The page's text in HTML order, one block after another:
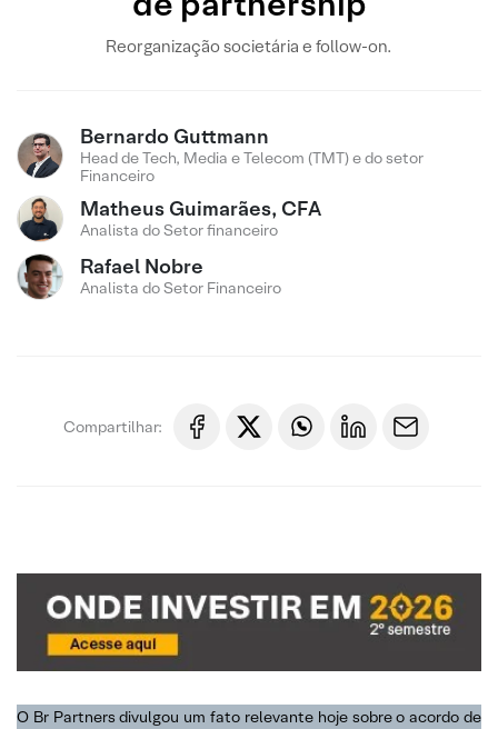
Reorganização societária e follow-on.
Bernardo Guttmann
Head de Tech, Media e Telecom (TMT) e do setor
Financeiro
Matheus Guimarães, CFA
Analista do Setor financeiro
Rafael Nobre
Analista do Setor Financeiro
Compartilhar:
O Br Partners divulgou um fato relevante hoje sobre o acordo de